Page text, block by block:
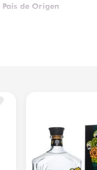
País de Origen
Temperatura de Servicio